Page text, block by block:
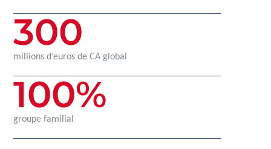
millions d’euros de CA global
300
groupe familial
100%